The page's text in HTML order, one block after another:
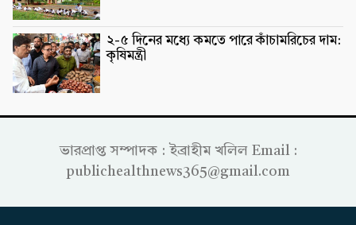
২-৫ দিনের মধ্যে কমতে পারে কাঁচামরিচের দাম:
কৃষিমন্ত্রী
ভারপ্রাপ্ত সম্পাদক : ইব্রাহীম খলিল Email :
publichealthnews365@gmail.com